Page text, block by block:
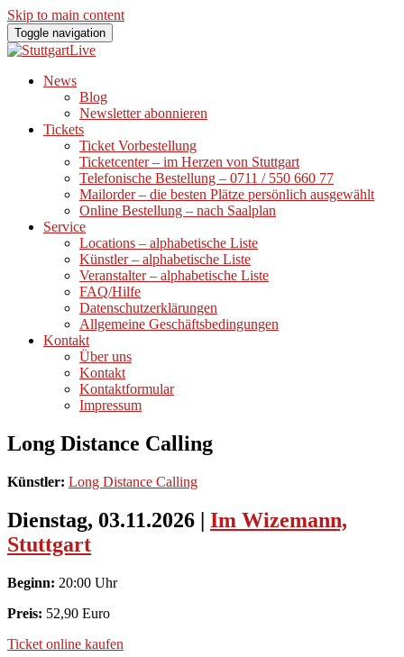
Skip to main content
Toggle navigation
News
Blog
Newsletter abonnieren
Tickets
Ticket Vorbestellung
Ticketcenter – im Herzen von Stuttgart
Telefonische Bestellung – 0711 / 550 660 77
Mailorder – die besten Plätze persönlich ausgewählt
Online Bestellung – nach Saalplan
Service
Locations – alphabetische Liste
Künstler – alphabetische Liste
Veranstalter – alphabetische Liste
FAQ/Hilfe
Datenschutzerklärungen
Allgemeine Geschäftsbedingungen
Kontakt
Über uns
Kontakt
Kontaktformular
Impressum
Long Distance Calling
Künstler: Long Distance Calling
Dienstag, 03.11.2026 | Im Wizemann,
Stuttgart
Beginn: 20:00 Uhr
Preis: 52,90 Euro
Ticket online kaufen